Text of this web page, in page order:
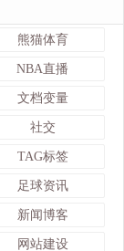
熊猫体育
NBA直播
文档变量
社交
TAG标签
足球资讯
新闻博客
网站建设